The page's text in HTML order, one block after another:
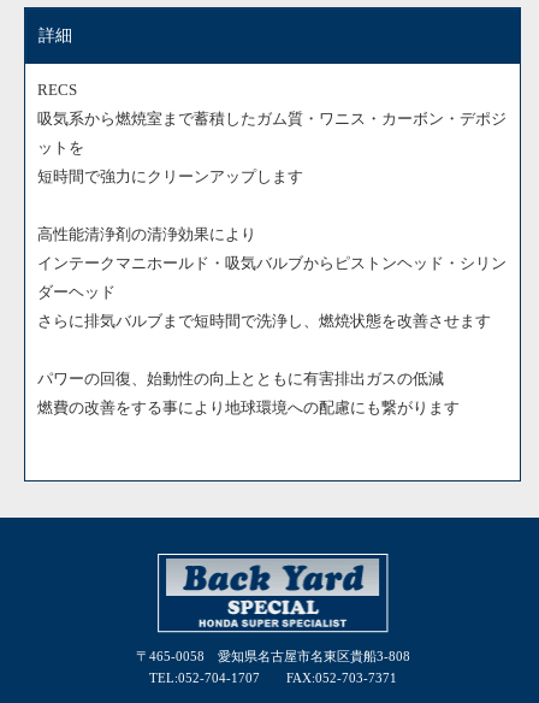
詳細
RECS
吸気系から燃焼室まで蓄積したガム質・ワニス・カーボン・デポジ
ットを
短時間で強力にクリーンアップします
高性能清浄剤の清浄効果により
インテークマニホールド・吸気バルブからピストンヘッド・シリン
ダーヘッド
さらに排気バルブまで短時間で洗浄し、燃焼状態を改善させます
パワーの回復、始動性の向上とともに有害排出ガスの低減
燃費の改善をする事により地球環境への配慮にも繋がります
〒465-0058 愛知県名古屋市名東区貴船3-808
TEL:052-704-1707 FAX:052-703-7371